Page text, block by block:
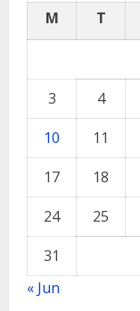
M T
3
4
10
11
17
18
24
25
31
« Jun